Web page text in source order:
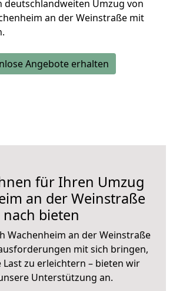
deutschlandweiten Umzug von
an der Weinstraße mit
Angebote erhalten
für Ihren Umzug
an der Weinstraße
nach bieten
Wachenheim an der Weinstraße
mit sich bringen,
Last zu erleichtern – bieten wir
Unterstützung an.